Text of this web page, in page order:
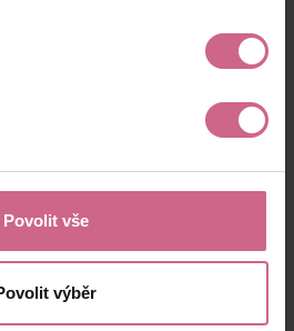
Povolit vše
výběr
na bohatství?
naším XDIGRem!
se Vybrat slot